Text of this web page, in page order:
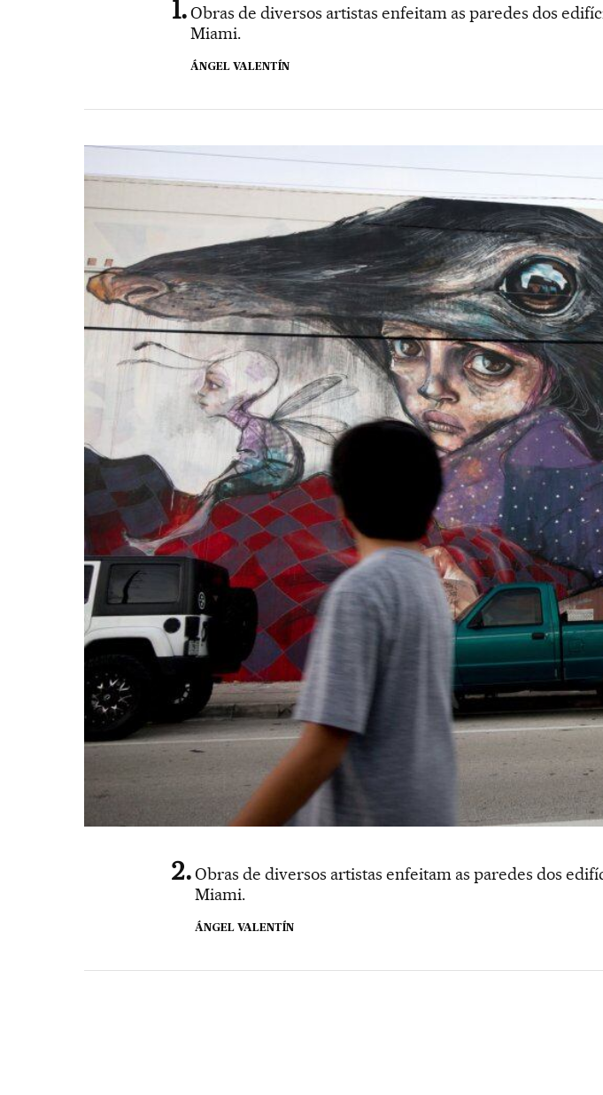
Obras de diversos artistas enfeitam as paredes dos
Miami.
ÁNGEL VALENTÍN
Obras de diversos artistas enfeitam as paredes dos
Miami.
ÁNGEL VALENTÍN